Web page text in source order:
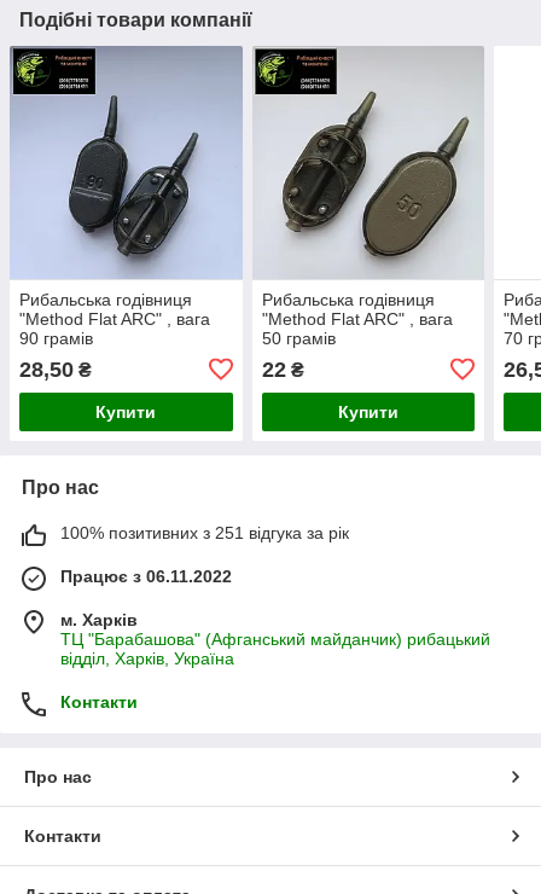
Подібні товари компанії
Рибальська годівниця
"Method Flat ARC" , вага
90 грамів
28,50 ₴
Купити
Рибальська годівниця
"Method Flat ARC" , вага
50 грамів
22₴
Купити
70
Про нас
100% позитивних з 251 відгука за рік
Працює з 06.11.2022
м. Харків
ТЦ "Барабашова" (Афганський майданчик) рибацький
відділ, Харків, Україна
Контакти
Про нас
Контакти